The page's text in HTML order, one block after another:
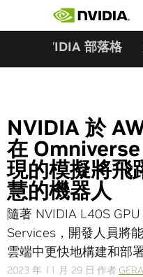
NVIDIA 部落格
NVIDIA 於
在
現的模擬將飛
慧的機器人
隨著 NVIDIA L40S
Services，開發人員將
雲端中更快地構建和部
2023 年 11 月 29 日 作者